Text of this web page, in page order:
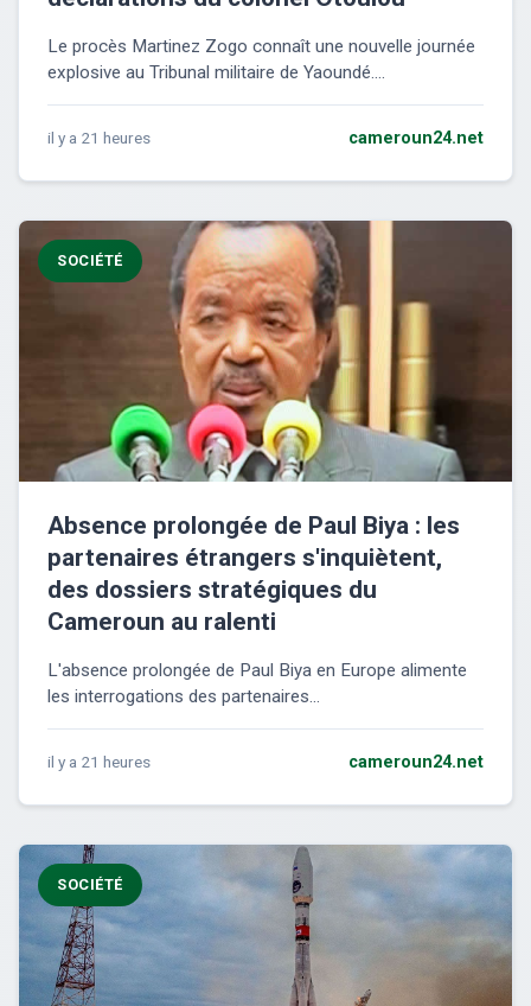
Le procès Martinez Zogo connaît une nouvelle journée
explosive au Tribunal militaire de Yaoundé....
il y a 21 heures cameroun24.net
SOCIÉTÉ
Absence prolongée de Paul Biya : les
partenaires étrangers s'inquiètent,
des dossiers stratégiques du
Cameroun au ralenti
L'absence prolongée de Paul Biya en Europe alimente
les interrogations des partenaires...
il y a 21 heures cameroun24.net
SOCIÉTÉ